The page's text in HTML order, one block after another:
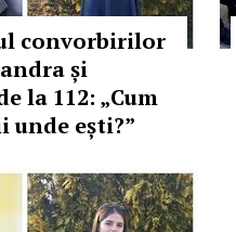
convorbirilor
și
la 112: „Cum
unde ești?”